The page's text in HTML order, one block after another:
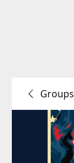
Groups